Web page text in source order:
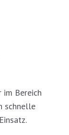
Bereich
schnelle